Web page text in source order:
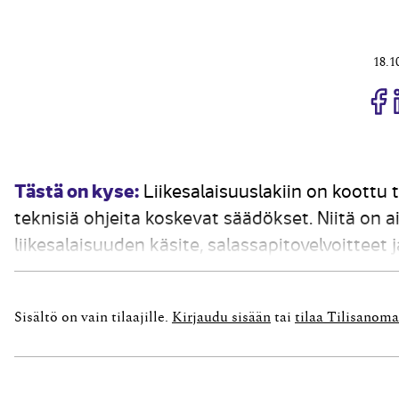
Tästä on kyse: Liikesalaisuuslakiin on koottu
teknisiä ohjeita koskevat säädökset. Niitä on
liikesalaisuuden käsite,
seuraukset. Liikesalaisuudeksi määritellään
Sisältö on vain tilaajille. Kirjaudu sisään tai tilaa